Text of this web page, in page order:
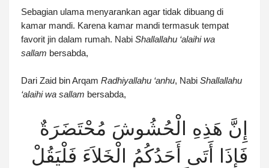
Sebagian ulama menyarankan agar tidak dibuang di
kamar mandi. Karena kamar mandi termasuk tempat
favorit jin dalam rumah. Nabi Shallallahu ‘alaihi wa
sallam bersabda,
Dari Zaid bin Arqam Radhiyallahu ‘anhu, Nabi Shallallahu
‘alaihi wa sallam bersabda,
إِنَّ هَذِهِ الْحُشُوشَ مُحْتَضَرَةٌ
فَإِذَا أَتَى أَحَدُكُمُ الْخَلاَءَ فَلْيَقُلْ